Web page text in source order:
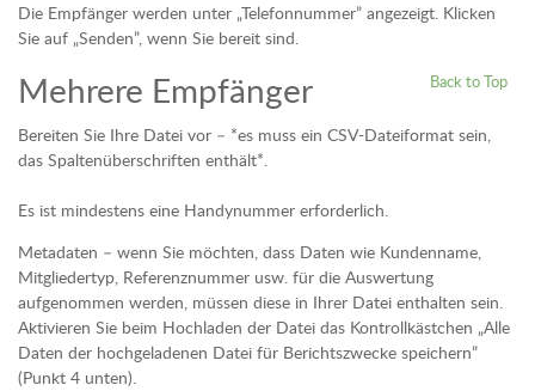
Die Empfänger werden unter „Telefonnummer” angezeigt. Klicken
Sie auf „Senden”, wenn Sie bereit sind.
Back to Top
Mehrere Empfänger
Bereiten Sie Ihre Datei vor – *es muss ein CSV-Dateiformat sein,
das Spaltenüberschriften enthält*.
Es ist mindestens eine Handynummer erforderlich.
Metadaten – wenn Sie möchten, dass Daten wie Kundenname,
Mitgliedertyp, Referenznummer usw. für die Auswertung
aufgenommen werden, müssen diese in Ihrer Datei enthalten sein.
Aktivieren Sie beim Hochladen der Datei das Kontrollkästchen „Alle
Daten der hochgeladenen Datei für Berichtszwecke speichern”
(Punkt 4 unten).